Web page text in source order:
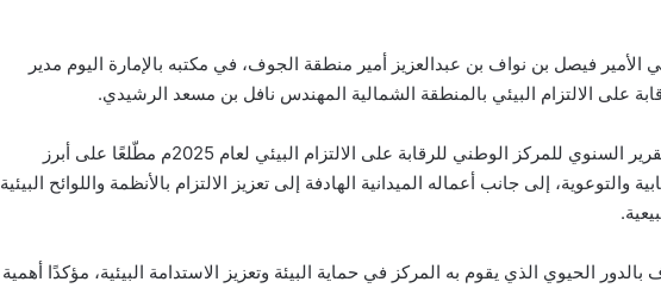
فيصل بن نواف بن عبدالعزيز أمير منطقة الجوف، في مكتبه بالإمارة اليوم مدير
على الالتزام البيئي بالمنطقة الشمالية المهندس نافل بن مسعد الرشيدي.
وتسلّم سموه خلال اللقاء التقرير السنوي للمركز الوطني للرقابة على الالتزام البيئي لعام 2025م مطّلعًا على أبرز
والتوعوية، إلى جانب أعماله الميدانية الهادفة إلى تعزيز الالتزام بالأنظمة واللوائح البيئية
الحيوي الذي يقوم به المركز في حماية البيئة وتعزيز الاستدامة البيئية، مؤكدًا أهمية